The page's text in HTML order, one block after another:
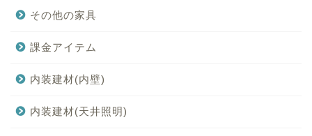
その他の家具
課金アイテム
内装建材(内壁)
内装建材(天井照明)